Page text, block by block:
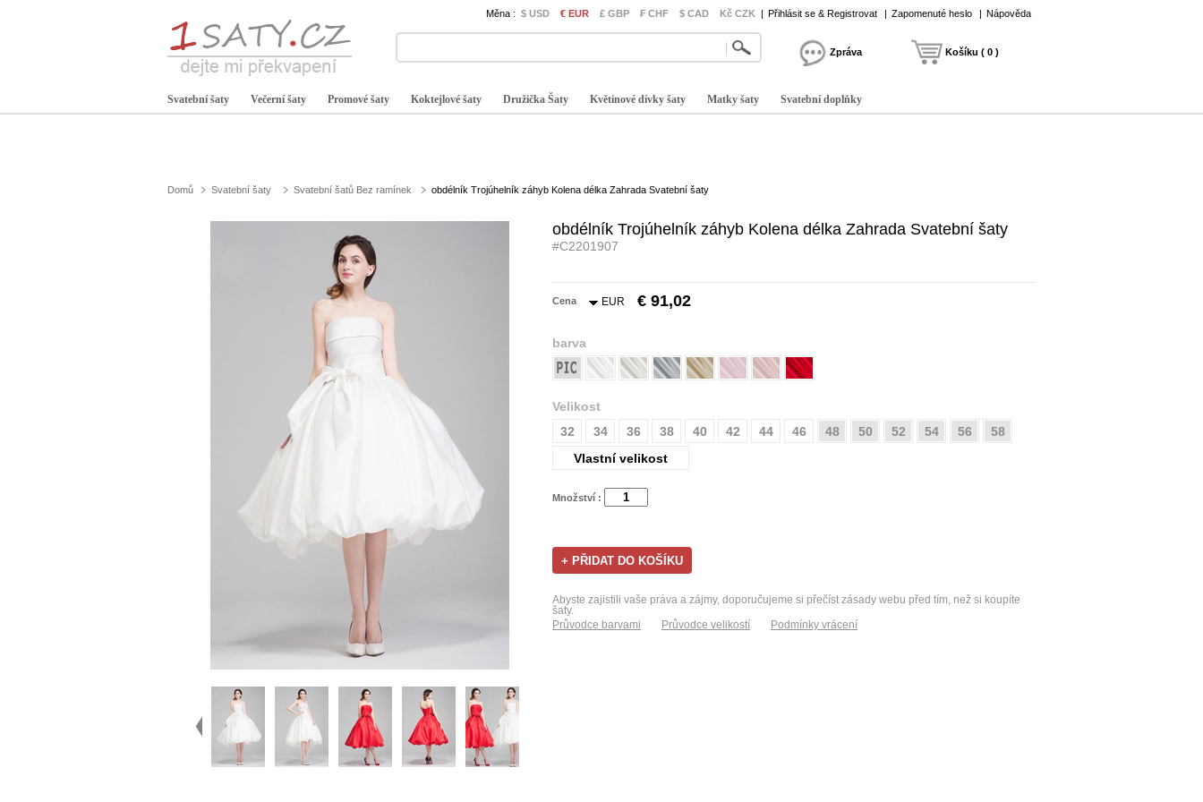
Měna : $ USD € EUR £ GBP ₣ CHF $ CAD Kč CZK | Přihlásit se & Registrovat | Zapomenuté heslo | Nápověda
Zpráva Košíku ( 0 )
Svatební šaty Večerní šaty Promové šaty Koktejlové šaty Družička Šaty Květinové dívky šaty Matky šaty Svatební doplňky
Domů Svatební šaty Svatební šatů Bez ramínek obdélník Trojúhelník záhyb Kolena délka Zahrada Svatební šaty
obdélník Trojúhelník záhyb Kolena délka Zahrada Svatební šaty
#C2201907
Cena EUR € 91,02
barva
Velikost
32
34 36 38 40 42 44 46 48 50 52 54 56
58
Vlastní velikost
Množství :
Abyste zajistili vaše práva a zájmy, doporučujeme si přečíst zásady webu před tím, než si koupíte
šaty.
Průvodce barvami
Průvodce velikostí Podmínky vrácení